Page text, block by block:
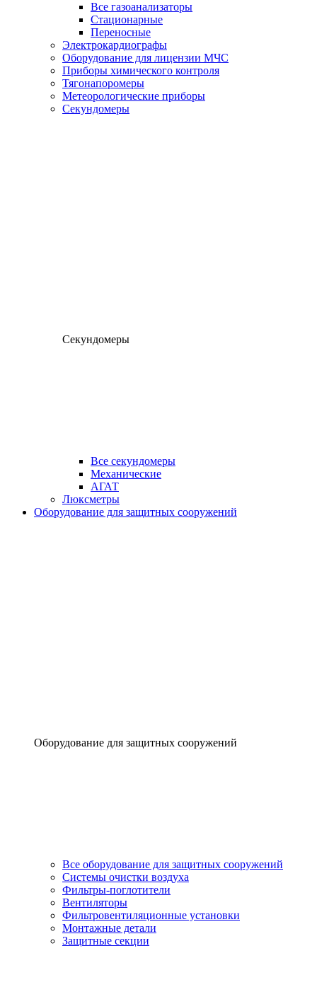
Все газоанализаторы
Cтационарные
Переносные
Электрокардиографы
Оборудование для лицензии МЧС
Приборы химического контроля
Тягонапоромеры
Метеорологические приборы
Секундомеры
Секундомеры
Все секундомеры
Механические
АГАТ
Люксметры
Оборудование для защитных сооружений
Оборудование для защитных сооружений
Все оборудование для защитных сооружений
Системы очистки воздуха
Фильтры-поглотители
Вентиляторы
Фильтровентиляционные установки
Монтажные детали
Защитные секции